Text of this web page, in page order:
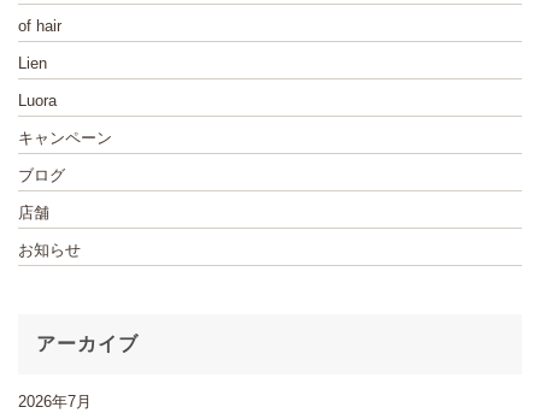
of hair
Lien
Luora
キャンペーン
ブログ
店舗
お知らせ
アーカイブ
2026年7月